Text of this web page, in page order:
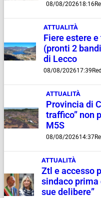
08/08/202618:16
ATTUALITÀ
Fiere estere
(pronti 2
di Lecco
08/08/202617:39
ATTUALITÀ
Provincia di
traffico” non
M5S
08/08/202614:37
ATTUALITÀ
Ztl e accesso
sindaco prima
sue delibere”